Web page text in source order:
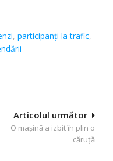
,participanți la trafic,
Articolul următor
O mașină a izbit în plin o
căruță